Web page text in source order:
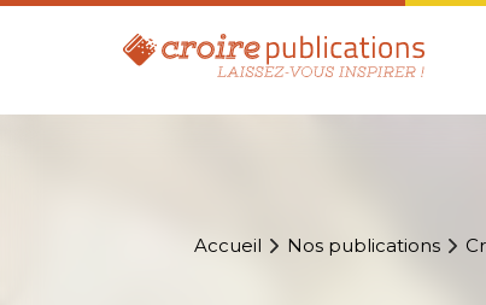
Accueil Nos publications